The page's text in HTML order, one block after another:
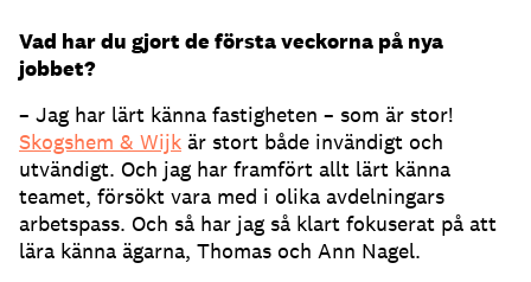
Vad har du gjort de första veckorna på nya
jobbet?
– Jag har lärt känna fastigheten – som är stor!
Skogshem & Wijk är stort både invändigt och
utvändigt. Och jag har framfört allt lärt känna
teamet, försökt vara med i olika avdelningars
arbetspass. Och så har jag så klart fokuserat på att
lära känna ägarna, Thomas och Ann Nagel.